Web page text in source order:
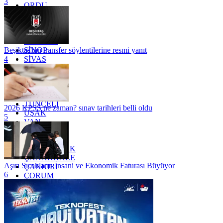
ORDU
OSMANİYE
RİZE
SAKARYA
SİNOP
SİVAS
SİİRT
TEKİRDAĞ
TOKAT
TRABZON
TUNCELİ
UŞAK
VAN
YALOVA
YOZGAT
ZONGULDAK
ÇANAKKALE
ÇANKIRI
ÇORUM
İSTANBUL
İZMİR
ŞANLIURFA
ŞIRNAK
Beşiktaş'tan transfer söylentilerine resmi yanıt
4
2026 KPSS ne zaman? sınav tarihleri belli oldu
5
Aşırı Sıcakların İnsani ve Ekonomik Faturası Büyüyor
6